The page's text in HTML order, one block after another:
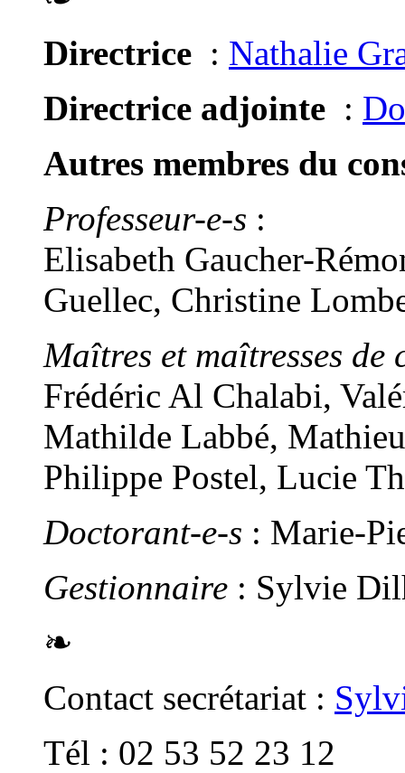
Directrice : Nathalie
Directrice adjointe :
Autres membres du
Professeur-e-s :
Elisabeth Gaucher-
Guellec, Christine
Maîtres et maîtresses de
Frédéric Al Chalabi,
Mathilde Labbé,
Philippe Postel, Lucie
Doctorant-e-s : Marie-
Gestionnaire : Sylvie
❧
Contact secrétariat :
Tél : 02 53 52 23 12